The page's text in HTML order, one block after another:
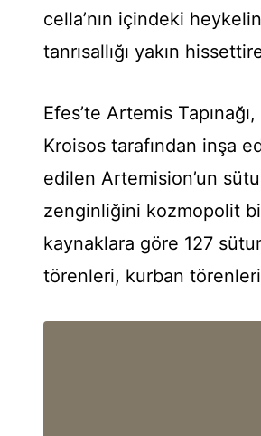
cella’nın içindeki
tanrısallığı yakın
Efes’te Artemis
Kroisos tarafından inşa
edilen Artemision’un
zenginliğini kozmopolit
kaynaklara göre 127
törenleri, kurban